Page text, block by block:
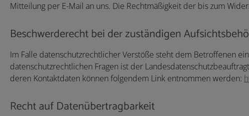
Mitteilung per E-Mail an uns. Die Rechtmäßigkeit der bis zum
Beschwerderecht bei der zuständigen
Im Falle datenschutzrechtlicher Verstöße steht dem Betroffenen
datenschutzrechtlichen Fragen ist der
deren Kontaktdaten können folgendem Link entnommen werden:
Recht auf Datenübertragbarkeit